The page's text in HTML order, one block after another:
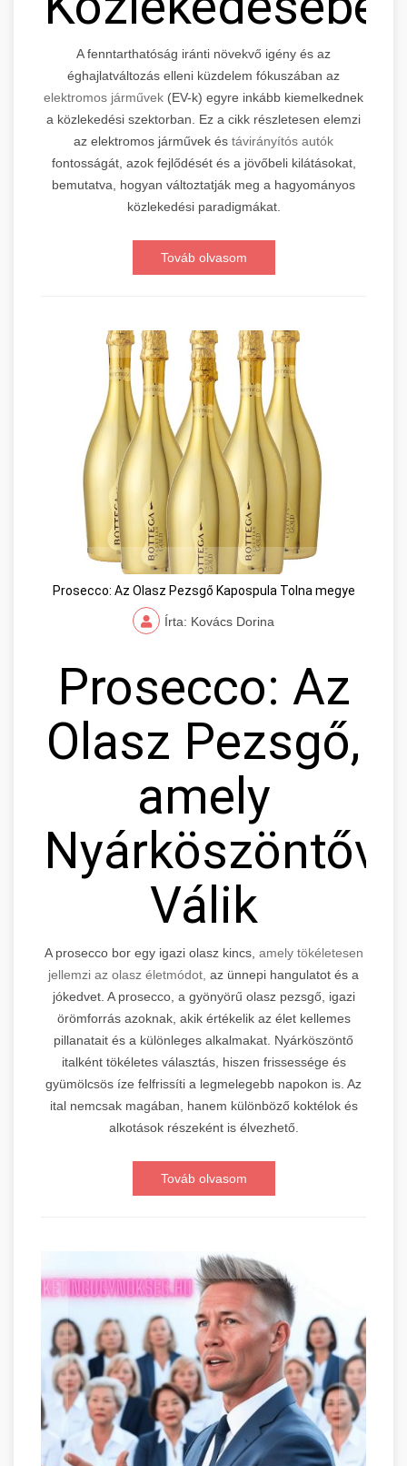
A fenntarthatóság iránti növekvő igény és az
éghajlatváltozás elleni küzdelem fókuszában az
elektromos járművek (EV-k) egyre inkább kiemelkednek
a közlekedési szektorban. Ez a cikk részletesen elemzi
az elektromos járművek és távirányítós autók
fontosságát, azok fejlődését és a jövőbeli kilátásokat,
bemutatva, hogyan változtatják meg a hagyományos
közlekedési paradigmákat.
Továb olvasom
Prosecco: Az Olasz Pezsgő Kapospula Tolna megye
Írta: Kovács Dorina
Prosecco: Az
Olasz Pezsgő,
amely
Nyárköszöntővé
Válik
A prosecco bor egy igazi olasz kincs, amely tökéletesen
jellemzi az olasz életmódot, az ünnepi hangulatot és a
jókedvet. A prosecco, a gyönyörű olasz pezsgő, igazi
örömforrás azoknak, akik értékelik az élet kellemes
pillanatait és a különleges alkalmakat. Nyárköszöntő
italként tökéletes választás, hiszen frissessége és
gyümölcsös íze felfrissíti a legmelegebb napokon is. Az
ital nemcsak magában, hanem különböző koktélok és
alkotások részeként is élvezhető.
Továb olvasom